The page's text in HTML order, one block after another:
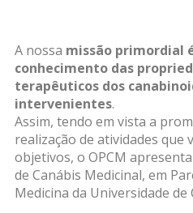
A nossa missão primordial
conhecimento das
terapêuticos dos
intervenientes.
Assim, tendo em vista a
realização de atividades que
objetivos, o OPCM
de Canábis Medicinal, em
Medicina da Universidade de